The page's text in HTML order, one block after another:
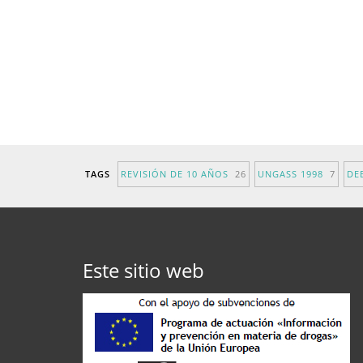
TAGS REVISIÓN DE 10 AÑOS 26 UNGASS 1998 7
Este sitio web